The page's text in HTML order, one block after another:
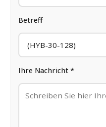
Betreff
Ihre Nachricht *